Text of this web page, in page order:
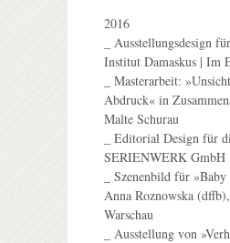
2016
_ Ausstellungsdesign
Institut Damaskus | Im
_ Masterarbeit:
Abdruck« in
Malte Schurau
_ Editorial Design für
SERIENWERK GmbH
_ Szenenbild für
Anna Roznowska
Warschau
_ Ausstellung von